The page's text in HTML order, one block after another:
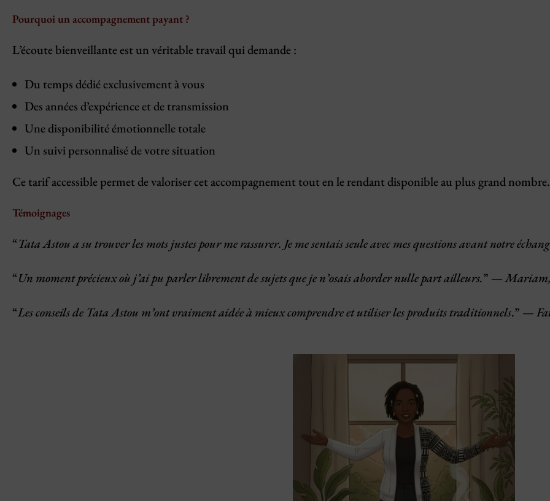
Pourquoi un accompagnement payant ?
L’écoute bienveillante est un véritable travail qui demande :
Du temps dédié exclusivement à vous
Des années d’expérience et de transmission
Une disponibilité émotionnelle totale
Un suivi personnalisé de votre situation
Ce tarif accessible permet de valoriser cet accompagnement tout en le rendant disponible au plus grand nombre.
Témoignages
“Tata Astou a su trouver les mots justes pour me rassurer. Je me sentais seule avec mes questions avant notre
“Un moment précieux où j’ai pu parler librement de sujets que je n’osais aborder nulle part ailleurs.” —
“Les conseils de Tata Astou m’ont vraiment aidée à mieux comprendre et utiliser les produits traditionnels.” —